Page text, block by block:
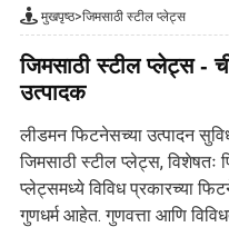
मुखपृष्ठ>जिमसाठी स्टील प्लेट्स
जिमसाठी स्टील प्लेट्स -
उत्पादक
लीडमन फिटनेसच्या उत्पादन
जिमसाठी स्टील प्लेट्स, विशेषतः
प्लेट्समध्ये विविध प्रकारच्या
गुणधर्म आहेत. गुणवत्ता आणि